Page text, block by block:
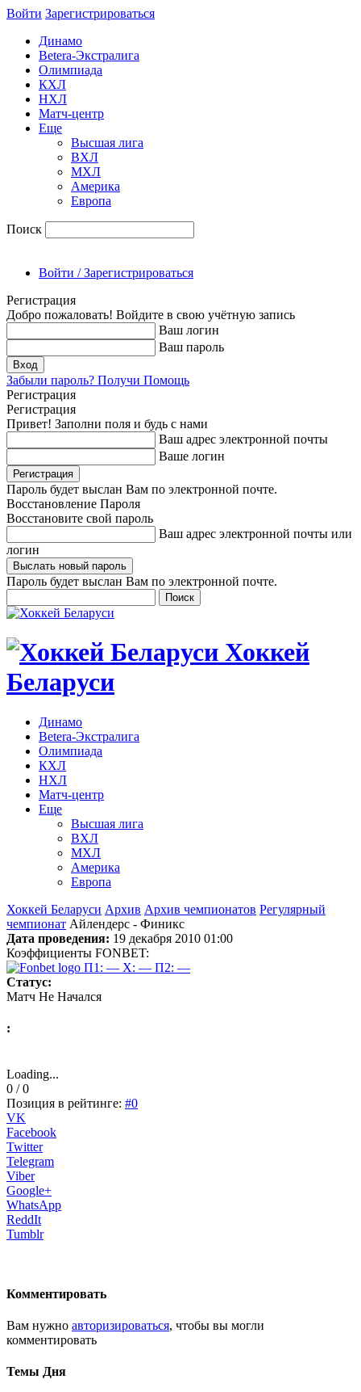
Войти Зарегиcтрироваться
Динамо
Betera-Экстралига
Олимпиада
КХЛ
НХЛ
Матч-центр
Еще
Высшая лига
ВХЛ
МХЛ
Америка
Европа
Поиск
Войти / Зарегистрироваться
Регистрация
Добро пожаловать! Войдите в свою учётную запись
Ваш логин
Ваш пароль
Забыли пароль? Получи Помощь
Регистрация
Регистрация
Привет! Заполни поля и будь с нами
Ваш адрес электронной почты
Ваше логин
Пароль будет выслан Вам по электронной почте.
Восстановление Пароля
Восстановите свой пароль
Ваш адрес электронной почты или
логин
Пароль будет выслан Вам по электронной почте.
Хоккей
Беларуси
Динамо
Betera-Экстралига
Олимпиада
КХЛ
НХЛ
Матч-центр
Еще
Высшая лига
ВХЛ
МХЛ
Америка
Европа
Хоккей Беларуси Архив Архив чемпионатов Регулярный
чемпионат Айлендерс - Финикс
Дата проведения: 19 декабря 2010 01:00
Коэффициенты FONBET:
П1: — X: — П2: —
Статус:
Матч Не Начался
:
Loading...
0 / 0
Позиция в рейтинге: #0
VK
Facebook
Twitter
Telegram
Viber
Google+
WhatsApp
ReddIt
Tumblr
Комментировать
Вам нужно авторизироваться, чтобы вы могли
комментировать
Темы Дня